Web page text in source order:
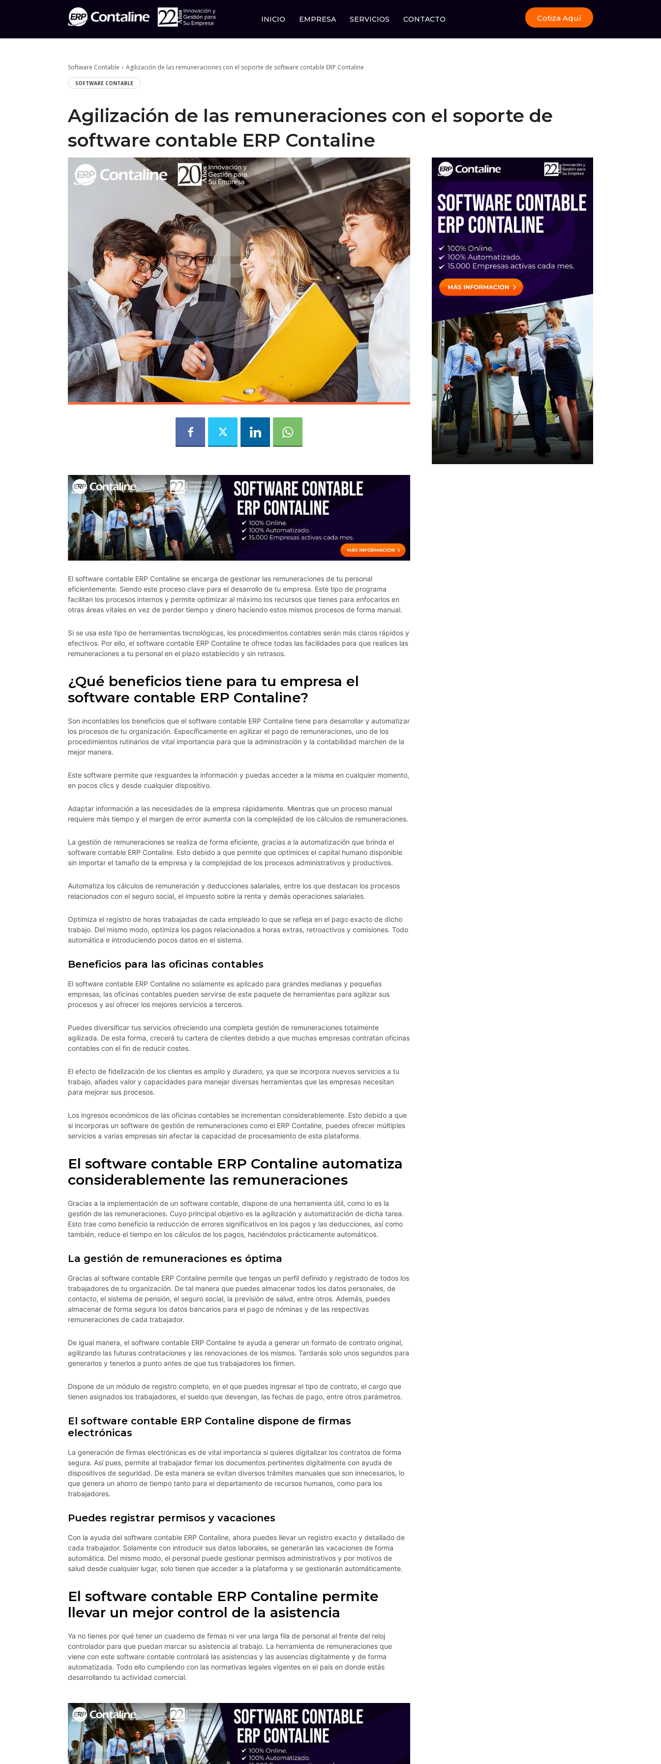
INICIO EMPRESA SERVICIOS CONTACTO Cotiza Aquí
Software Contable Agilización de las remuneraciones con el soporte de software contable ERP Contaline
SOFTWARE CONTABLE
Agilización de las remuneraciones con el soporte de
software contable ERP Contaline
El software contable ERP Contaline se encarga de gestionar las remuneraciones de tu personal
eficientemente. Siendo este proceso clave para el desarrollo de tu empresa. Este tipo de programa
facilitan los procesos internos y permite optimizar al máximo los recursos que tienes para enfocarlos en
otras áreas vitales en vez de perder tiempo y dinero haciendo estos mismos procesos de forma manual.
Si se usa este tipo de herramientas tecnológicas, los procedimientos contables serán más claros rápidos y
efectivos. Por ello, el software contable ERP Contaline te ofrece todas las facilidades para que realices las
remuneraciones a tu personal en el plazo establecido y sin retrasos.
¿Qué beneficios tiene para tu empresa el
software contable ERP Contaline?
Son incontables los beneficios que el software contable ERP Contaline tiene para desarrollar y automatizar
los procesos de tu organización. Específicamente en agilizar el pago de remuneraciones, uno de los
procedimientos rutinarios de vital importancia para que la administración y la contabilidad marchen de la
mejor manera.
Este software permite que resguardes la información y puedas acceder a la misma en cualquier momento,
en pocos clics y desde cualquier dispositivo.
Adaptar información a las necesidades de la empresa rápidamente. Mientras que un proceso manual
requiere más tiempo y el margen de error aumenta con la complejidad de los cálculos de remuneraciones.
La gestión de remuneraciones se realiza de forma eficiente, gracias a la automatización que brinda el
software contable ERP Contaline. Esto debido a que permite que optimices el capital humano disponible
sin importar el tamaño de la empresa y la complejidad de los procesos administrativos y productivos.
Automatiza los cálculos de remuneración y deducciones salariales, entre los que destacan los procesos
relacionados con el seguro social, el impuesto sobre la renta y demás operaciones salariales.
Optimiza el registro de horas trabajadas de cada empleado lo que se refleja en el pago exacto de dicho
trabajo. Del mismo modo, optimiza los pagos relacionados a horas extras, retroactivos y comisiones. Todo
automática e introduciendo pocos datos en el sistema.
Beneficios para las oficinas contables
El software contable ERP Contaline no solamente es aplicado para grandes medianas y pequeñas
empresas, las oficinas contables pueden servirse de este paquete de herramientas para agilizar sus
procesos y así ofrecer los mejores servicios a terceros.
Puedes diversificar tus servicios ofreciendo una completa gestión de remuneraciones totalmente
agilizada. De esta forma, crecerá tu cartera de clientes debido a que muchas empresas contratan oficinas
contables con el fin de reducir costes.
El efecto de fidelización de los clientes es amplio y duradero, ya que se incorpora nuevos servicios a tu
trabajo, añades valor y capacidades para manejar diversas herramientas que las empresas necesitan
para mejorar sus procesos.
Los ingresos económicos de las oficinas contables se incrementan considerablemente. Esto debido a que
si incorporas un software de gestión de remuneraciones como el ERP Contaline, puedes ofrecer múltiples
servicios a varias empresas sin afectar la capacidad de procesamiento de esta plataforma.
El software contable ERP Contaline automatiza
considerablemente las remuneraciones
Gracias a la implementación de un software contable, dispone de una herramienta útil, como lo es la
gestión de las remuneraciones. Cuyo principal objetivo es la agilización y automatización de dicha tarea.
Esto trae como beneficio la reducción de errores significativos en los pagos y las deducciones, así como
también, reduce el tiempo en los cálculos de los pagos, haciéndolos prácticamente automáticos.
La gestión de remuneraciones es óptima
Gracias al software contable ERP Contaline permite que tengas un perfil definido y registrado de todos los
trabajadores de tu organización. De tal manera que puedes almacenar todos los datos personales, de
contacto, el sistema de pensión, el seguro social, la previsión de salud, entre otros. Además, puedes
almacenar de forma segura los datos bancarios para el pago de nóminas y de las respectivas
remuneraciones de cada trabajador.
De igual manera, el software contable ERP Contaline te ayuda a generar un formato de contrato original,
agilizando las futuras contrataciones y las renovaciones de los mismos. Tardarás solo unos segundos para
generarlos y tenerlos a punto antes de que tus trabajadores los firmen.
Dispone de un módulo de registro completo, en el que puedes ingresar el tipo de contrato, el cargo que
tienen asignados los trabajadores, el sueldo que devengan, las fechas de pago, entre otros parámetros.
El software contable ERP Contaline dispone de firmas
electrónicas
La generación de firmas electrónicas es de vital importancia si quieres digitalizar los contratos de forma
segura. Así pues, permite al trabajador firmar los documentos pertinentes digitalmente con ayuda de
dispositivos de seguridad. De esta manera se evitan diversos trámites manuales que son innecesarios, lo
que genera un ahorro de tiempo tanto para el departamento de recursos humanos, como para los
trabajadores.
Puedes registrar permisos y vacaciones
Con la ayuda del software contable ERP Contaline, ahora puedes llevar un registro exacto y detallado de
cada trabajador. Solamente con introducir sus datos laborales, se generarán las vacaciones de forma
automática. Del mismo modo, el personal puede gestionar permisos administrativos y por motivos de
salud desde cualquier lugar, solo tienen que acceder a la plataforma y se gestionarán automáticamente.
El software contable ERP Contaline permite
llevar un mejor control de la asistencia
Ya no tienes por qué tener un cuaderno de firmas ni ver una larga fila de personal al frente del reloj
controlador para que puedan marcar su asistencia al trabajo. La herramienta de remuneraciones que
viene con este software contable controlará las asistencias y las ausencias digitalmente y de forma
automatizada. Todo ello cumpliendo con las normativas legales vigentes en el país en donde estás
desarrollando tu actividad comercial.